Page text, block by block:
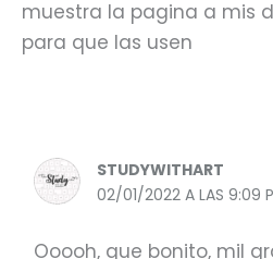
muestra la pagina a mis
para que las usen
STUDYWITHART
02/01/2022 A LAS 9:09
Ooooh, que bonito, mil